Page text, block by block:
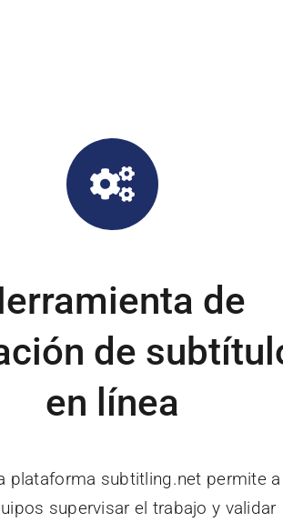
de
de
en línea
plataforma subtitling.net permite a
supervisar el trabajo y validar